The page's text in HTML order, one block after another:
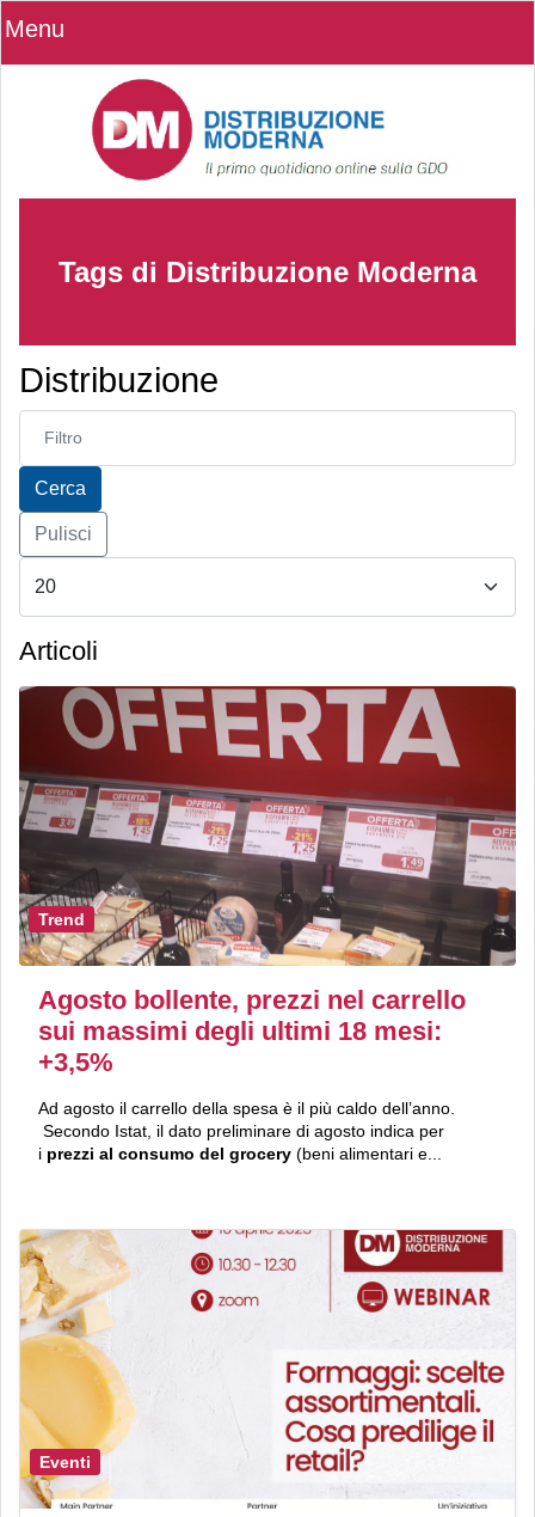
Menu
Tags di Distribuzione Moderna
Distribuzione
Inserisci parte del titolo
Cerca
Pulisci
Articoli
Trend
Agosto bollente, prezzi nel carrello
sui massimi degli ultimi 18 mesi:
+3,5%
Ad agosto il carrello della spesa è il più caldo dell’anno.
Secondo Istat, il dato preliminare di agosto indica per
i prezzi al consumo del grocery (beni alimentari e...
Eventi